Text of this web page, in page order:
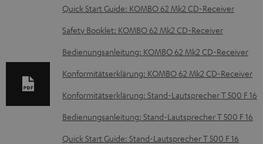
D
o
u
m
e
n
t
Quick Start Guide: KOMBO 62 Mk2 CD-Receiver
Safety Booklet: KOMBO 62 Mk2 CD-Receiver
Bedienungsanleitung: KOMBO 62 Mk2 CD-Receiver
Konformitätserklärung: KOMBO 62 Mk2 CD-Receiver
Konformitätserklärung: Stand-Lautsprecher T 500 F 16
Bedienungsanleitung: Stand-Lautsprecher T 500 F 16
Quick Start Guide: Stand-Lautsprecher T 500 F 16